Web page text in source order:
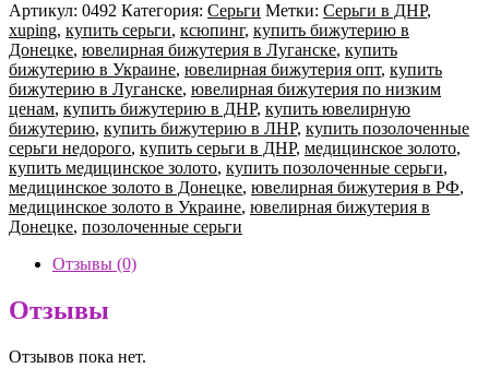
Артикул: 0492 Категория: Серьги Метки: Серьги в ДНР,
xuping, купить серьги, ксюпинг, купить бижутерию в
Донецке, ювелирная бижутерия в Луганске, купить
бижутерию в Украине, ювелирная бижутерия опт, купить
бижутерию в Луганске, ювелирная бижутерия по низким
ценам, купить бижутерию в ДНР, купить ювелирную
бижутерию, купить бижутерию в ЛНР, купить позолоченные
серьги недорого, купить серьги в ДНР, медицинское золото,
купить медицинское золото, купить позолоченные серьги,
медицинское золото в Донецке, ювелирная бижутерия в РФ,
медицинское золото в Украине, ювелирная бижутерия в
Донецке, позолоченные серьги
Отзывы (0)
Отзывы
Отзывов пока нет.